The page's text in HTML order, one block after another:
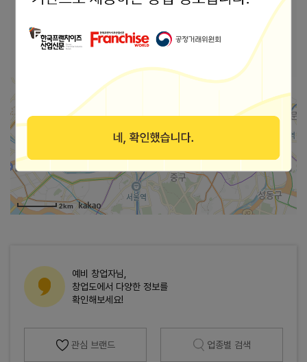
본사 안내
본사상호
(주)에이투지
대구 달서구 진천동 602(계롱리슈몰301-314)
2km
가맹점 지도로 보기
예비 창업자님,
창업도에서 다양한 정보를
확인해보세요!
관심 브랜드 업종별 검색